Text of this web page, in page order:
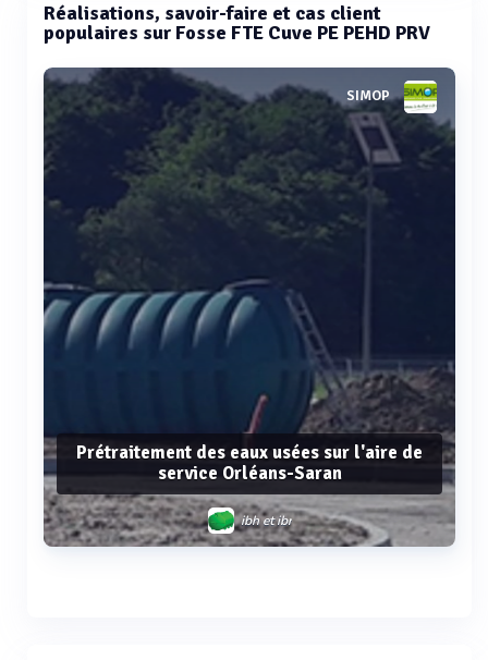
Réalisations, savoir-faire et cas client
populaires sur Fosse FTE Cuve PE PEHD PRV
SIMOP
Prétraitement des eaux usées sur l'aire de
service Orléans-Saran
ibh et ibr